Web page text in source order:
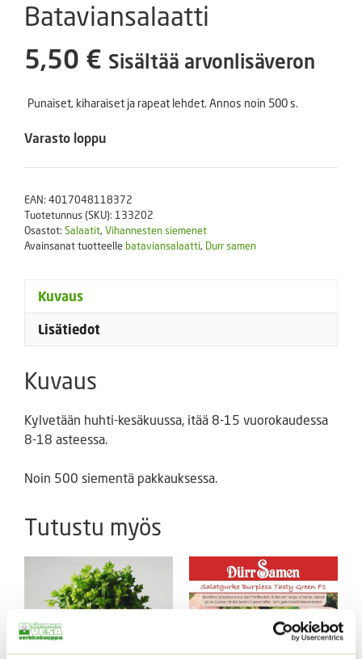
Bataviansalaatti
5,50 € Sisältää arvonlisäveron
Punaiset, kiharaiset ja rapeat lehdet. Annos noin 500 s.
Varasto loppu
EAN: 4017048118372
Tuotetunnus (SKU): 133202
Osastot: Salaatit, Vihannesten siemenet
Avainsanat tuotteellebataviansalaatti, Durr samen
Kuvaus
Lisätiedot
Kuvaus
Kylvetään huhti-kesäkuussa, itää 8-15 vuorokaudessa
8-18 asteessa.
Noin 500 siementä pakkauksessa.
Tutustu myös